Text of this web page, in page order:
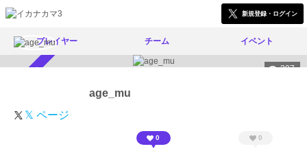
新規登録・ログイン
プレイヤー チーム イベント
307
age_mu
𝕏 ページ
0 0